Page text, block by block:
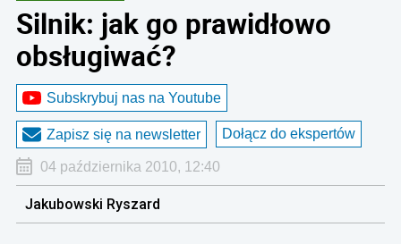
Silnik: jak go prawidłowo
obsługiwać?
Subskrybuj nas na Youtube
Zapisz się na newsletter Dołącz do ekspertów
04 października 2010, 12:40
Jakubowski Ryszard